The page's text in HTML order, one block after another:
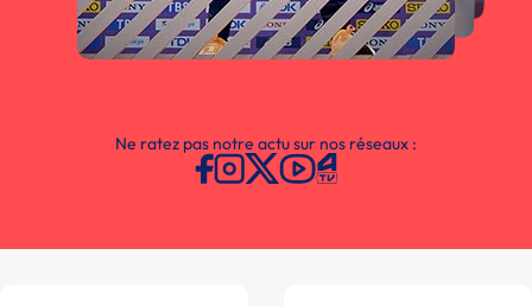
Ne ratez pas notre actu sur nos réseaux :